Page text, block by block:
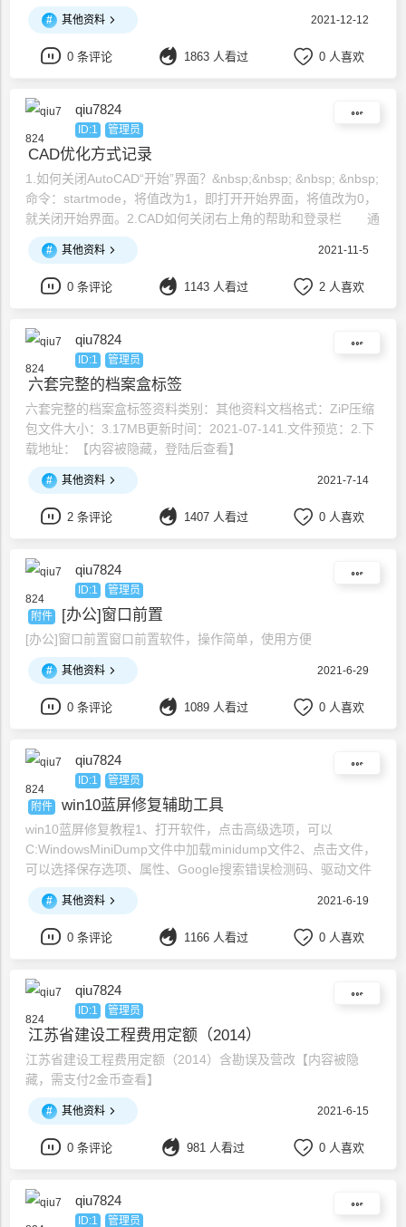
AdFiltershttps://cdn.jsdelivr.net/gh/o0HalfLife0o/list/ad3.txt乘
风视频广告拦截资源在国内的镜像源https://gitee.com/xing
# 其他资料 2021-12-12
0 条评论 1863 人看过 0 人喜欢
qiu7824
ID:1 管理员
CAD优化方式记录
1.如何关闭AutoCAD“开始”界面？&nbsp;&nbsp; &nbsp; &nbsp;
命令：startmode，将值改为1，即打开开始界面，将值改为0，
就关闭开始界面。2.CAD如何关闭右上角的帮助和登录栏 通
过注册表来快速关闭CAD右上角的帮助和登录栏。方法如
下： 1、键盘上WIN+R调出运行，然后输入” regedit "(引号
以内的命令)
# 其他资料 2021-11-5
0 条评论 1143 人看过 2 人喜欢
qiu7824
ID:1 管理员
六套完整的档案盒标签
六套完整的档案盒标签资料类别：其他资料文档格式：ZiP压缩
包文件大小：3.17MB更新时间：2021-07-141.文件预览：2.下
载地址：【内容被隐藏，登陆后查看】
# 其他资料 2021-7-14
2 条评论 1407 人看过 0 人喜欢
qiu7824
ID:1 管理员
附件 [办公]窗口前置
[办公]窗口前置窗口前置软件，操作简单，使用方便
# 其他资料 2021-6-29
0 条评论 1089 人看过 0 人喜欢
qiu7824
ID:1 管理员
附件 win10蓝屏修复辅助工具
win10蓝屏修复教程1、打开软件，点击高级选项，可以
C:WindowsMiniDump文件中加载minidump文件2、点击文件，
可以选择保存选项、属性、Google搜索错误检测码、驱动文件
3、编辑功能，查找、复制选择项目、在资源管理器中复制文件
4、视图窗口，显示网格、显示工具提示、区分奇偶行、选择字
段5、选项，面板显示模式、标记崩溃出现的驱动、显示为格林
时间BlueScreenView可以读取
# 其他资料 2021-6-19
0 条评论 1166 人看过 0 人喜欢
qiu7824
ID:1 管理员
江苏省建设工程费用定额（2014）
江苏省建设工程费用定额（2014）含勘误及营改【内容被隐
藏，需支付2金币查看】
# 其他资料 2021-6-15
0 条评论 981 人看过 0 人喜欢
qiu7824
ID:1 管理员